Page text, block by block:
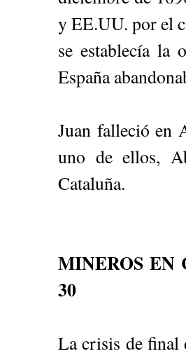
y EE.UU. por el
se establecía la
España
Juan falleció en
uno de ellos,
Cataluña.
MINEROS EN
30
La crisis de final